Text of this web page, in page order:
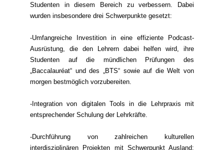
Studenten in diesem Bereich zu verbessern. Dabei
wurden insbesondere drei Schwerpunkte gesetzt:
-Umfangreiche Investition in eine effiziente Podcast-
Ausrüstung, die den Lehrern dabei helfen wird, ihre
Studenten auf die mündlichen Prüfungen des
„Baccalauréat“ und des „BTS“ sowie auf die Welt von
morgen bestmöglich vorzubereiten.
-Integration von digitalen Tools in die Lehrpraxis mit
entsprechender Schulung der Lehrkräfte.
-Durchführung von zahlreichen kulturellen
interdisziplinären Projekten mit Schwerpunkt Ausland: